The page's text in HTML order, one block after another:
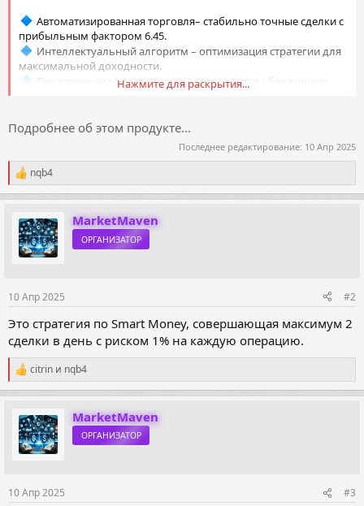
Автоматизированная торговля– стабильно точные сделки с
прибыльным фактором 6.45.
Интеллектуальный алгоритм – оптимизация стратегии для
максимальной доходности.
Проверенная эффективность– рост капитала без лишних
Превратите рынок в источник стабильной прибыли с
QuantumPip V4.0
Нажмите для раскрытия...
Подробнее об этом продукте...
Последнее редактирование: 10 Апр 2025
Р
е
а
ц
и
и
nqb4
MarketMaven
ОРГАНИЗАТОР
10 Апр 2025 #2
Это стратегия по Smart Money, совершающая максимум 2
сделки в день с риском 1% на каждую операцию.
Р
е
а
ц
и
и
citrin и nqb4
MarketMaven
ОРГАНИЗАТОР
10 Апр 2025 #3